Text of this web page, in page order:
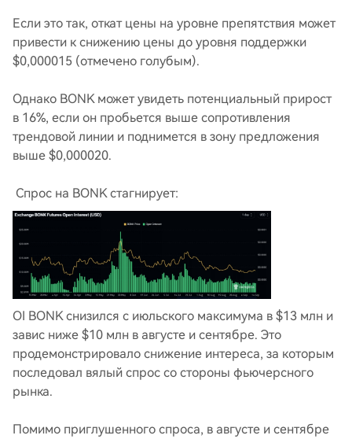
Если это так, откат цены на уровне препятствия может
привести к снижению цены до уровня поддержки
$0,000015 (отмечено голубым).
Однако BONK может увидеть потенциальный прирост
в 16%, если он пробьется выше сопротивления
трендовой линии и поднимется в зону предложения
выше $0,000020.
Спрос на BONK стагнирует:
OI BONK снизился с июльского максимума в $13 млн и
завис ниже $10 млн в августе и сентябре. Это
продемонстрировало снижение интереса, за которым
последовал вялый спрос со стороны фьючерсного
рынка.
Помимо приглушенного спроса, в августе и сентябре